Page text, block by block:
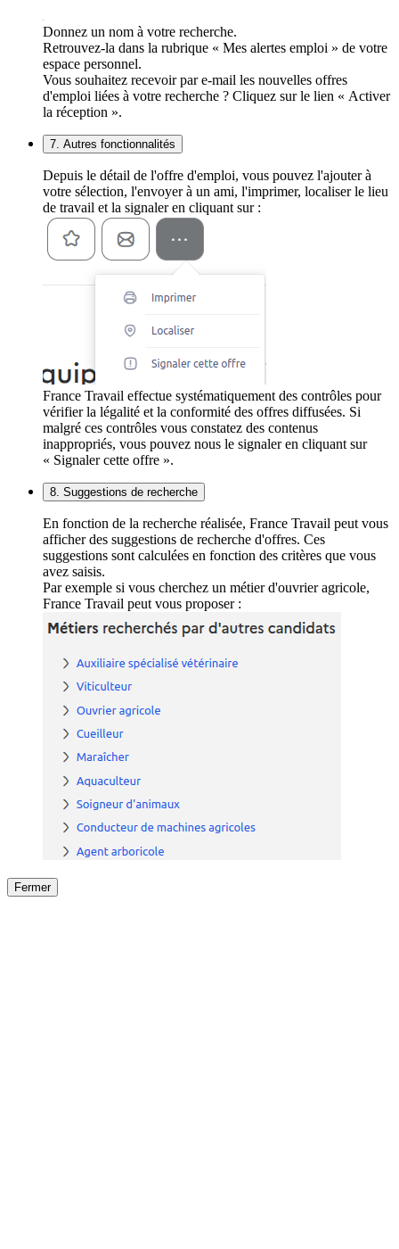
Donnez un nom à votre recherche.
Retrouvez-la dans la rubrique « Mes alertes emploi » de votre
espace personnel.
Vous souhaitez recevoir par e-mail les nouvelles offres
d'emploi liées à votre recherche ? Cliquez sur le lien « Activer
la réception ».
7. Autres fonctionnalités
Depuis le détail de l'offre d'emploi, vous pouvez l'ajouter à
votre sélection, l'envoyer à un ami, l'imprimer, localiser le lieu
de travail et la signaler en cliquant sur :
France Travail effectue systématiquement des contrôles pour
vérifier la légalité et la conformité des offres diffusées. Si
malgré ces contrôles vous constatez des contenus
inappropriés, vous pouvez nous le signaler en cliquant sur
« Signaler cette offre ».
8. Suggestions de recherche
En fonction de la recherche réalisée, France Travail peut vous
afficher des suggestions de recherche d'offres. Ces
suggestions sont calculées en fonction des critères que vous
avez saisis.
Par exemple si vous cherchez un métier d'ouvrier agricole,
France Travail peut vous proposer :
Fermer